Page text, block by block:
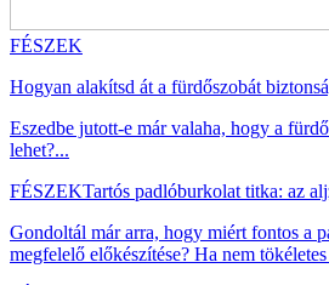
FÉSZEK
Hogyan alakítsd át a fürdőszobát
Eszedbe jutott-e már valaha, hogy a
lehet?...
FÉSZEKTartós padlóburkolat titka: az
Gondoltál már arra, hogy miért fontos a
megfelelő előkészítése? Ha nem